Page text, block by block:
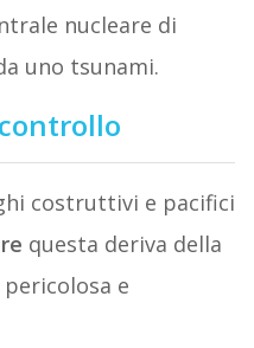
nucleare di
uno tsunami.
costruttivi e pacifici
questa deriva della
e